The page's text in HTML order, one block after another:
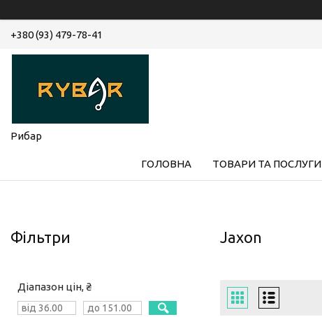
+380 (93) 479-78-41
Рибар
ГОЛОВНА ТОВАРИ ТА ПОСЛУГИ
Jaxon
Фільтри
Діапазон цін, ₴